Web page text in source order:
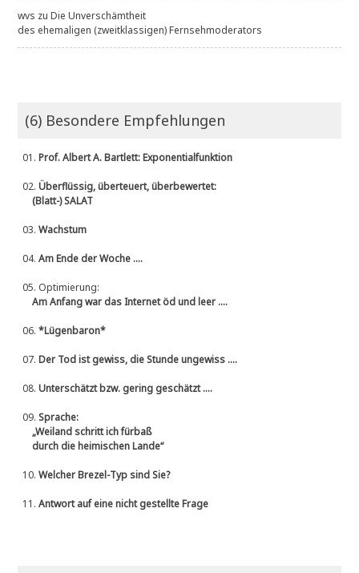
wvs zuDie Unverschämtheit
des ehemaligen (zweitklassigen) Fernsehmoderators
(6) Besondere Empfehlungen
01.Prof. Albert A. Bartlett: Exponentialfunktion
02.Überflüssig, überteuert, überbewertet:
(Blatt-) SALAT
03.Wachstum
04.Am Ende der Woche ....
05. Optimierung:
Am Anfang war das Internet öd und leer ....
06.*Lügenbaron*
07.Der Tod ist gewiss, die Stunde ungewiss ....
08.Unterschätzt bzw. gering geschätzt ....
09.Sprache:
„Weiland schritt ich fürbaß
durch die heimischen Lande“
10.Welcher Brezel-Typ sind Sie?
11.Antwort auf eine nicht gestellte Frage